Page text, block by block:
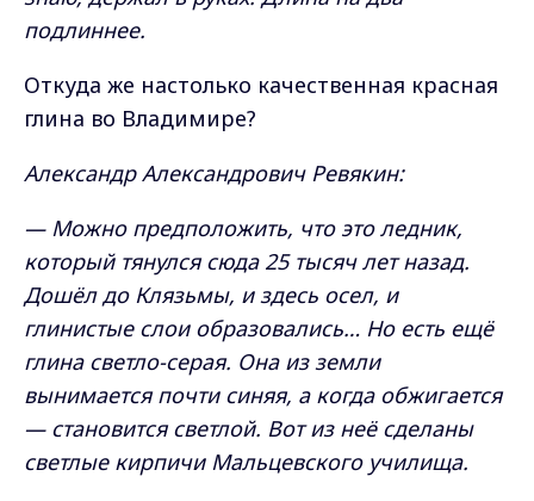
подлиннее.
Откуда же настолько качественная красная
глина во Владимире?
Александр Александрович Ревякин:
— Можно предположить, что это ледник,
который тянулся сюда 25 тысяч лет назад.
Дошёл до Клязьмы, и здесь осел, и
глинистые слои образовались… Но есть ещё
глина светло-серая. Она из земли
вынимается почти синяя, а когда обжигается
— становится светлой. Вот из неё сделаны
светлые кирпичи Мальцевского училища.